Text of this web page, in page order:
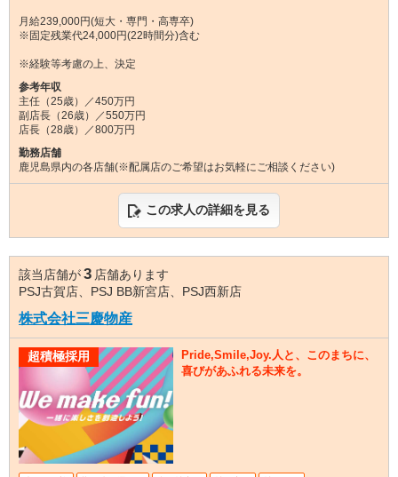
月給239,000円(短大・専門・高専卒)
※固定残業代24,000円(22時間分)含む
※経験等考慮の上、決定
参考年収
主任（25歳）／450万円
副店長（26歳）／550万円
店長（28歳）／800万円
勤務店舗
鹿児島県内の各店舗(※配属店のご希望はお気軽にご相談ください)
この求人の詳細を見る
該当店舗が3 店舗あります
PSJ古賀店、PSJ BB新宮店、PSJ西新店
株式会社三慶物産
超積極採用
Pride,Smile,Joy.人と、このまちに、
喜びがあふれる未来を。